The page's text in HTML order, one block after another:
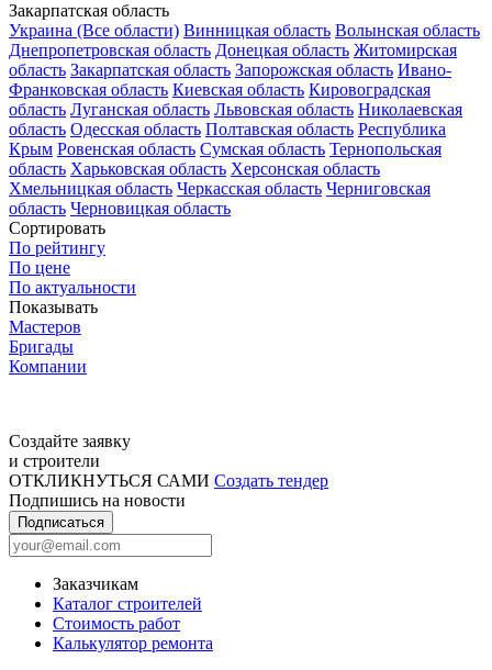
Закарпатская область
Украина (Все области) Винницкая область Волынская область
Днепропетровская область Донецкая область Житомирская
область Закарпатская область Запорожская область Ивано-
Франковская область Киевская область Кировоградская
область Луганская область Львовская область Николаевская
область Одесская область Полтавская область Республика
Крым Ровенская область Сумская область Тернопольская
область Харьковская область Херсонская область
Хмельницкая область Черкасская область Черниговская
область Черновицкая область
Сортировать
По рейтингу
По цене
По актуальности
Показывать
Мастеров
Бригады
Компании
Создайте заявку
и строители
ОТКЛИКНУТЬСЯ САМИ Создать тендер
Подпишись на новости
Подписаться
Заказчикам
Каталог строителей
Стоимость работ
Калькулятор ремонта